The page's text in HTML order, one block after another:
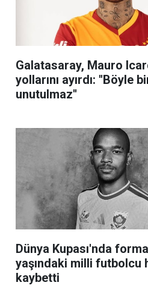
Galatasaray, Mauro
yollarını ayırdı: ''Böyle
unutulmaz''
Dünya Kupası'nda
yaşındaki milli futbolcu
kaybetti